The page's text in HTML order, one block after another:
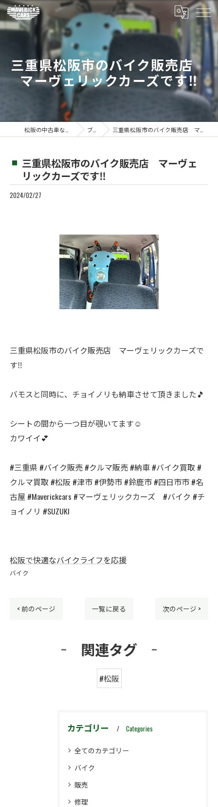
三重県松阪市のバイク販売店
マーヴェリックカーズです‼️
ブログ 三重県松阪市のバイク販売店 マーヴェリックカーズです‼️
三重県松阪市のバイク販売店 マーヴェ
リックカーズです‼️
2024/02/27
三重県松阪市のバイク販売店 マーヴェリックカーズで
す‼️
バモスと同時に、チョイノリも納車させて頂きました🎵
シートの間から一つ目が覗いてます☺️
カワイイ💕
#三重県 #バイク販売 #クルマ販売 #納車 #バイク買取 #
クルマ買取 #松阪 #津市 #伊勢市 #鈴鹿市 #四日市市 #名
古屋 #Maverickcars #マーヴェリックカーズ #バイク #チ
ョイノリ #SUZUKI
松阪で快適なバイクライフを応援
バイク
< 前のページ 一覧に戻る 次のページ >
関連タグ
#松阪
カテゴリー Categories
全てのカテゴリー
バイク
販売
修理